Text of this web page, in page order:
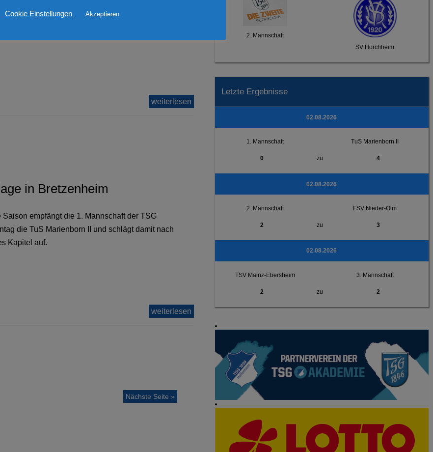
02.08.2026 geht die 3. Bezirksliga Saison für
los. Der Auftakt findet gegen den FSV
weiterlesen
in Bretzenheim
empfängt die 1. Mannschaft der TSG
die TuS Marienborn II und schlägt damit nach
Kapitel auf.
weiterlesen
Nächste Seite »
2. Mannschaft
SV Horchheim
Letzte Ergebnisse
02.08.2026
1. Mannschaft TuS Marienborn II
0 zu 4
02.08.2026
2. Mannschaft FSV Nieder-Olm
2 zu 3
02.08.2026
TSV Mainz-Ebersheim 3. Mannschaft
2 zu 2
Cookie Einstellungen Akzeptieren